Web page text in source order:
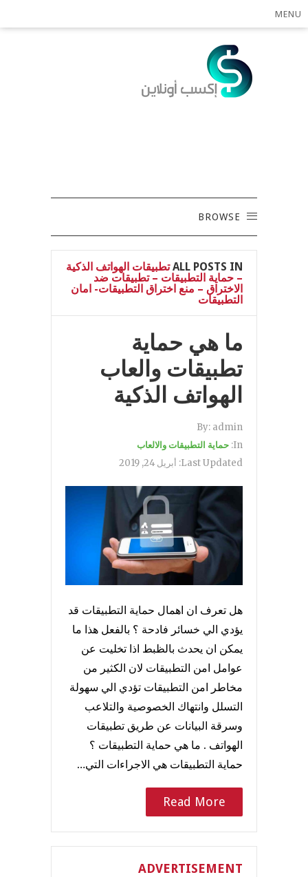
MENU
BROWSE
ALL POSTS INتطبيقات الهواتف الذكية
– حماية التطبيقات – تطبيقات ضد
الاختراق – منع اختراق التطبيقات- امان
التطبيقات
ما هي حماية
تطبيقات والعاب
الهواتف الذكية
By: admin
In: حماية التطبيقات والالعاب
Last Updated: أبريل 24, 2019
هل تعرف ان اهمال حماية التطبيقات قد
يؤدي الي خسائر فادحة ؟ بالفعل هذا ما
يمكن ان يحدث بالظبط اذا تخليت عن
عوامل امن التطبيقات لان الكثير من
مخاطر امن التطبيقات تؤدي الي سهولة
التسلل وانتهاك الخصوصية والتلاعب
وسرقة البيانات عن طريق تطبيقات
الهواتف . ما هي حماية التطبيقات ؟
حماية التطبيقات هي الاجراءات التي…
Read More
ADVERTISEMENT